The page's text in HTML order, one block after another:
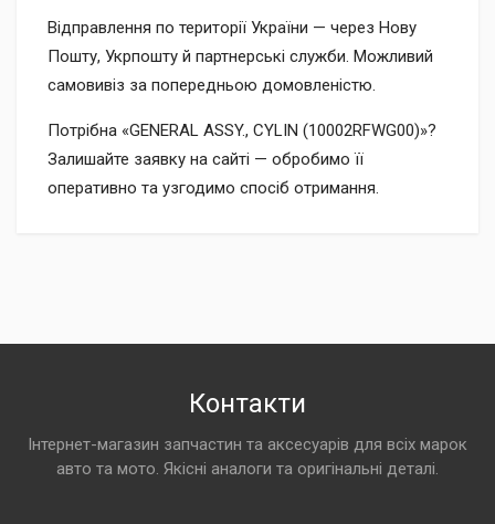
Відправлення по території України — через Нову
Пошту, Укрпошту й партнерські служби. Можливий
самовивіз за попередньою домовленістю.
Потрібна «GENERAL ASSY., CYLIN (10002RFWG00)»?
Залишайте заявку на сайті — обробимо її
оперативно та узгодимо спосіб отримання.
Контакти
Інтернет-магазин запчастин та аксесуарів для всіх марок
авто та мото. Якісні аналоги та оригінальні деталі.